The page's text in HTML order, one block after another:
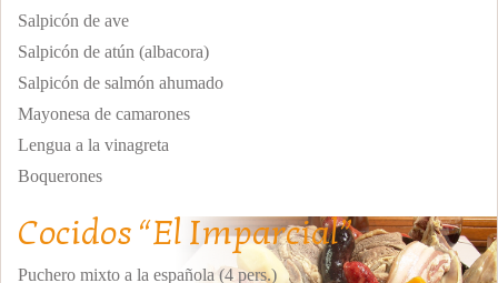
Salpicón de ave
Salpicón de atún (albacora)
Salpicón de salmón ahumado
Mayonesa de camarones
Lengua a la vinagreta
Boquerones
Cocidos “El Imparcial”
Puchero mixto a la española (4 pers.)